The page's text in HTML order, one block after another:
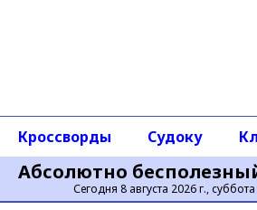
Абсолютно
Сегодня 8 августа 2026 г., суббота
Кроссворды Судоку